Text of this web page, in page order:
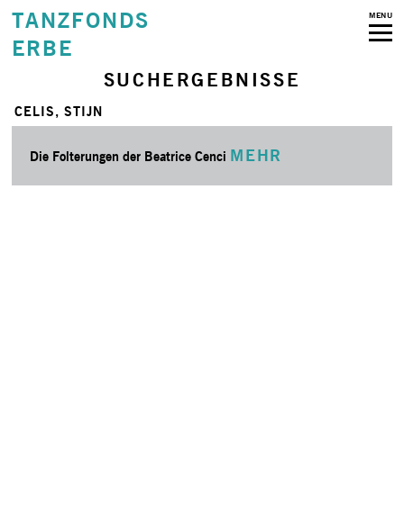
TANZFONDS
ERBE
MENU
SUCHERGEBNISSE
CELIS, STIJN
Die Folterungen der Beatrice Cenci MEHR